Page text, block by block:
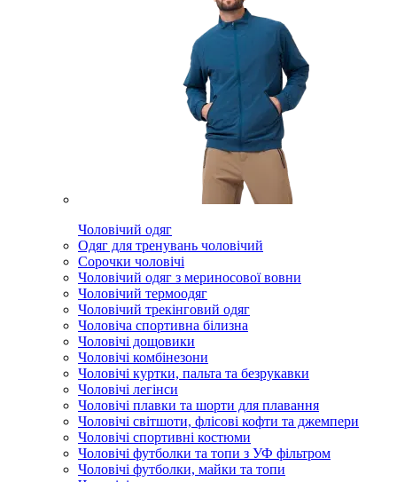
Чоловічий одяг
Одяг для тренувань чоловічий
Сорочки чоловічі
Чоловічий одяг з мериносової вовни
Чоловічий термоодяг
Чоловічий трекінговий одяг
Чоловіча спортивна білизна
Чоловічі дощовики
Чоловічі комбінезони
Чоловічі куртки, пальта та безрукавки
Чоловічі легінси
Чоловічі плавки та шорти для плавання
Чоловічі світшоти, флісові кофти та джемпери
Чоловічі спортивні костюми
Чоловічі футболки та топи з УФ фільтром
Чоловічі футболки, майки та топи